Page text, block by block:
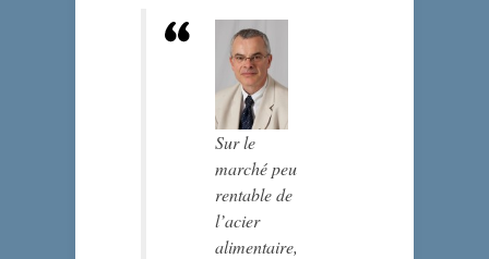
Sur le
marché peu
rentable de
l’acier
alimentaire,